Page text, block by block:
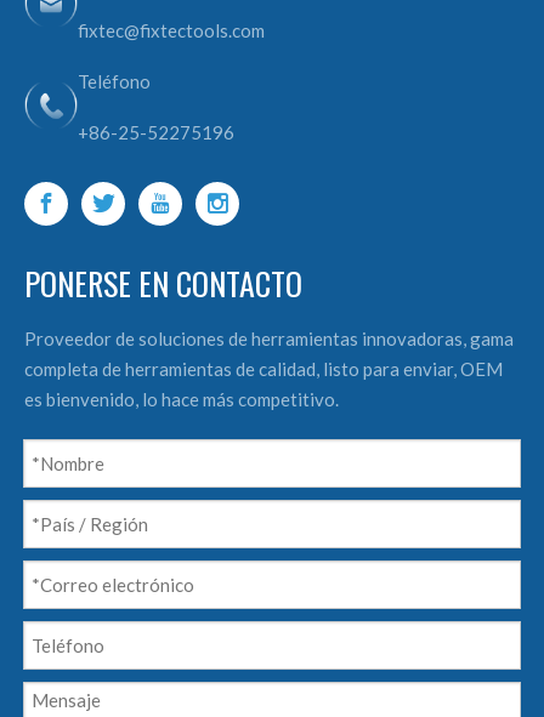
fixtec@fixtectools.com
Teléfono
+86-25-52275196
PONERSE EN CONTACTO
Proveedor de soluciones de herramientas innovadoras, gama
completa de herramientas de calidad, listo para enviar, OEM
es bienvenido, lo hace más competitivo.